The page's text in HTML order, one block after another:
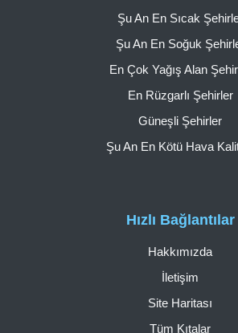
Hızlı Bağlantılar
Hakkımızda
İletişim
Site Haritası
Tüm Kıtalar
Şu An En Sıcak
Şu An En Soğuk
En Çok Yağış Alan
En Rüzgarlı Şehirler
Güneşli Şehirler
Şu An En Kötü Hava